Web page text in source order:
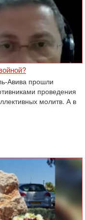
Авива прошли
проведения
молитв. А в